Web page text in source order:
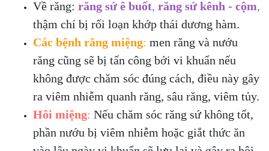
Về răng: răng sứ ê buốt, răng sứ kênh - cộm,
thậm chí bị rối loạn khớp thái dương hàm.
Các bệnh răng miệng: men răng và nướu
răng cũng sẽ bị tấn công bởi vi khuẩn nếu
không được chăm sóc đúng cách, điều này gây
ra viêm nhiễm quanh răng, sâu răng, viêm tủy.
Hôi miệng: Nếu chăm sóc răng sứ không tốt,
phần nướu bị viêm nhiễm hoặc giắt thức ăn